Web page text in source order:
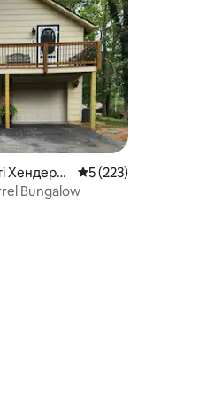
Хендерс
Середня оцінка: 5
5 (223)
Bungalow